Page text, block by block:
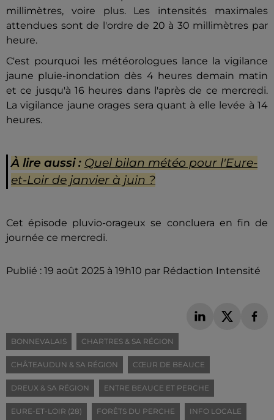
millimètres, voire plus. Les intensités maximales
attendues sont de l'ordre de 20 à 30 millimètres par
heure.
C'est pourquoi les météorologues lance la vigilance
jaune pluie-inondation dès 4 heures demain matin
et ce jusqu'à 16 heures dans l'après de ce mercredi.
La vigilance jaune orages sera quant à elle levée à 14
heures.
À lire aussi : Quel bilan météo pour l'Eure-
et-Loir de janvier à juin ?
Cet épisode pluvio-orageux se concluera en fin de
journée ce mercredi.
Publié : 19 août 2025 à 19h10 par Rédaction Intensité
BONNEVALAIS CHARTRES & SA RÉGION
CHÂTEAUDUN & SA RÉGION CŒUR DE BEAUCE
DREUX & SA RÉGION ENTRE BEAUCE ET PERCHE
EURE-ET-LOIR (28) FORÊTS DU PERCHE INFO LOCALE